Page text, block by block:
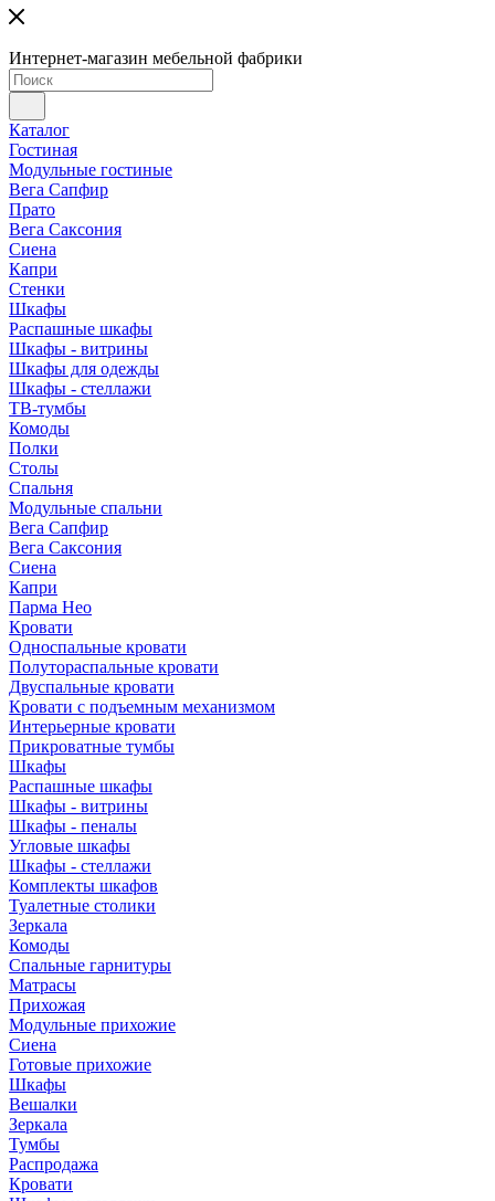
Интернет-магазин мебельной фабрики
Каталог
Гостиная
Модульные гостиные
Вега Сапфир
Прато
Вега Саксония
Сиена
Капри
Стенки
Шкафы
Распашные шкафы
Шкафы - витрины
Шкафы для одежды
Шкафы - стеллажи
ТВ-тумбы
Комоды
Полки
Столы
Спальня
Модульные спальни
Вега Сапфир
Вега Саксония
Сиена
Капри
Парма Нео
Кровати
Односпальные кровати
Полутораспальные кровати
Двуспальные кровати
Кровати с подъемным механизмом
Интерьерные кровати
Прикроватные тумбы
Шкафы
Распашные шкафы
Шкафы - витрины
Шкафы - пеналы
Угловые шкафы
Шкафы - стеллажи
Комплекты шкафов
Туалетные столики
Зеркала
Комоды
Спальные гарнитуры
Матрасы
Прихожая
Модульные прихожие
Сиена
Готовые прихожие
Шкафы
Вешалки
Зеркала
Тумбы
Распродажа
Кровати